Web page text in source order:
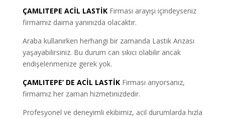
ÇAMLITEPE ACİL LASTİKFirması arayışı içindeyseniz
firmamız daima yanınızda olacaktır.
Araba kullanırken herhangi bir zamanda Lastik Arızası
yaşayabilirsiniz. Bu durum can sıkıcı olabilir ancak
endişelenmenize gerek yok.
ÇAMLITEPE’ DE ACİL LASTİKFirması arıyorsanız,
firmamız her zaman hizmetinizdedir.
Profesyonel ve deneyimli ekibimiz, acil durumlarda hızla